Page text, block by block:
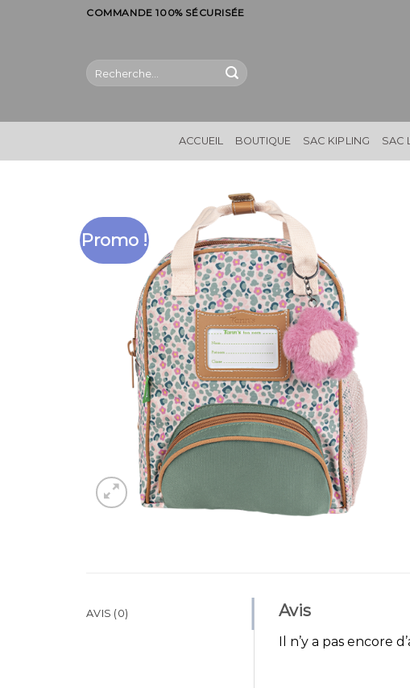
COMMANDE 100% SÉCURISÉE
Recherche
pour :
ACCUEIL BOUTIQUE SAC KIPLING SAC
Promo !
AVIS (0) Avis
Il n’y a pas encore